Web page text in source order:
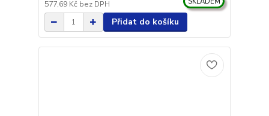
577,69 Kč bez DPH
Přidat do košíku